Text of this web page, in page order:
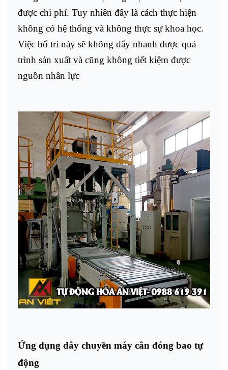
được chi phí. Tuy nhiên đây là cách thực hiện
không có hệ thống và không thực sự khoa học.
Việc bố trí này sẽ không đẩy nhanh được quá
trình sản xuất và cũng không tiết kiệm được
nguồn nhân lực
Ứng dụng dây chuyền máy cân đóng bao tự
động